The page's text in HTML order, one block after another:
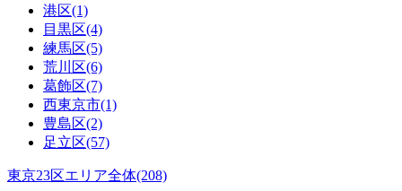
港区(1)
目黒区(4)
練馬区(5)
荒川区(6)
葛飾区(7)
西東京市(1)
豊島区(2)
足立区(57)
東京23区エリア全体(208)